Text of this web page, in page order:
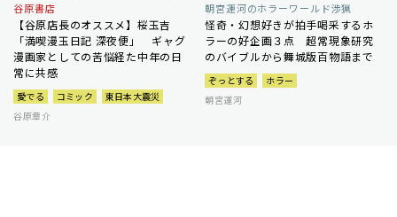
谷原書店
【谷原店長のオススメ】桜玉吉
「満喫漫玉日記 深夜便」 ギャグ
漫画家としての苦悩経た中年の日
常に共感
愛でる コミック
東日本大震災
谷原章介
朝宮運河のホラーワールド渉猟
怪奇・幻想好きが拍手喝采するホ
ラーの好企画３点 超常現象研究
のバイブルから舞城版百物語まで
ぞっとする
ホラー
朝宮運河